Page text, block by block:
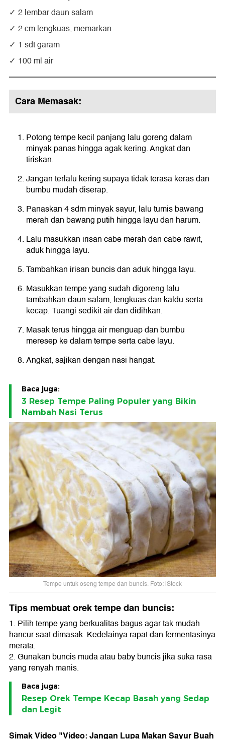
2 lembar daun salam
2 cm lengkuas, memarkan
1 sdt garam
100 ml air
Cara Memasak:
Potong tempe kecil panjang lalu goreng dalam
minyak panas hingga agak kering. Angkat dan
tiriskan.
Jangan terlalu kering supaya tidak terasa keras dan
bumbu mudah diserap.
Panaskan 4 sdm minyak sayur, lalu tumis bawang
merah dan bawang putih hingga layu dan harum.
Lalu masukkan irisan cabe merah dan cabe rawit,
aduk hingga layu.
Tambahkan irisan buncis dan aduk hingga layu.
Masukkan tempe yang sudah digoreng lalu
tambahkan daun salam, lengkuas dan kaldu serta
kecap. Tuangi sedikit air dan didihkan.
Masak terus hingga air menguap dan bumbu
meresep ke dalam tempe serta cabe layu.
Angkat, sajikan dengan nasi hangat.
Baca juga:
3 Resep Tempe Paling Populer yang Bikin
Nambah Nasi Terus
Tempe untuk oseng tempe dan buncis. Foto: iStock
Tips membuat orek tempe dan buncis:
1. Pilih tempe yang berkualitas bagus agar tak mudah
hancur saat dimasak. Kedelainya rapat dan fermentasinya
merata.
2. Gunakan buncis muda atau baby buncis jika suka rasa
yang renyah manis.
Baca juga:
Resep Orek Tempe Kecap Basah yang Sedap
dan Legit
Simak Video "Video: Jangan Lupa Makan Sayur Buah